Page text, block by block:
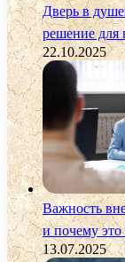
Дверь в
решение
22.10.2025
Важность
и почему
13.07.2025